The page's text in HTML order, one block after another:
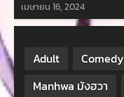
เมษายน 16, 2024
Adult Comedy
Manhwa มังฮวา